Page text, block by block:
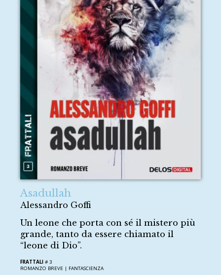
Asadullah
Alessandro Goffi
Un leone che porta con sé il mistero più
grande, tanto da essere chiamato il
“leone di Dio”.
FRATTALI # 3
ROMANZO BREVE | FANTASCIENZA